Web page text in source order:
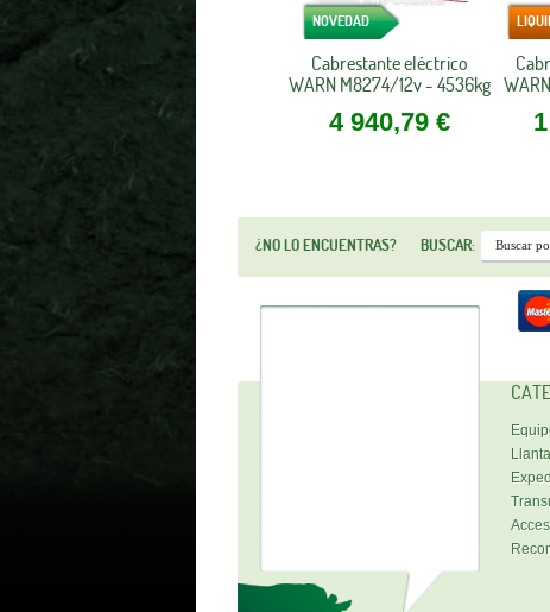
NOVEDAD
Cabrestante eléctrico
WARN M8274/12v - 4536kg
4 940,79 €
¿NO LO ENCUENTRAS? BUSCAR: